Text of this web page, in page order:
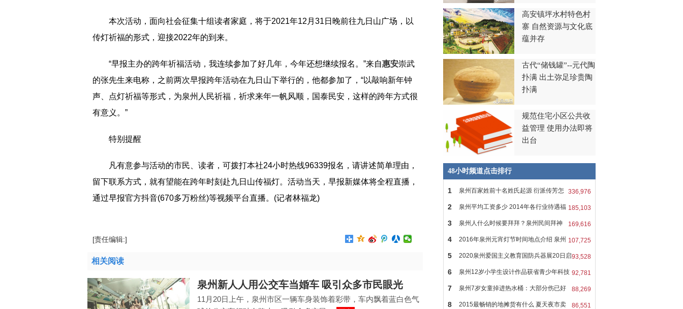
本次活动，面向社会征集十组读者家庭，将于2021年12月31日晚前往九日山广场，以
传灯祈福的形式，迎接2022年的到来。
“早报主办的跨年祈福活动，我连续参加了好几年，今年还想继续报名。”来自惠安崇武
的张先生来电称，之前两次早报跨年活动在九日山下举行的，他都参加了，“以敲响新年钟
声、点灯祈福等形式，为泉州人民祈福，祈求来年一帆风顺，国泰民安，这样的跨年方式很
有意义。”
特别提醒
凡有意参与活动的市民、读者，可拨打本社24小时热线96339报名，请讲述简单理由，
留下联系方式，就有望能在跨年时刻赴九日山传福灯。活动当天，早报新媒体将全程直播，
通过早报官方抖音(670多万粉丝)等视频平台直播。(记者林福龙)
[责任编辑:]
相关阅读
泉州新人人用公交车当婚车 吸引众多市民眼光
11月20日上午，泉州市区一辆车身装饰着彩带，车内飘着蓝白色气
高安镇坪水村特色村
寨 自然资源与文化底
蕴并存
古代“储钱罐”--元代陶
扑满 出土弥足珍贵陶
扑满
规范住宅小区公共收
益管理 使用办法即将
出台
48小时频道点击排行
336,976
1 泉州百家姓前十名姓氏起源 衍派传芳怎
185,103
2 泉州平均工资多少 2014年各行业待遇福
169,616
3 泉州人什么时候要拜拜？泉州民间拜神
明 107,725
4 2016年泉州元宵灯节时间地点介绍 泉州
93,528
5 2020泉州爱国主义教育国防兵器展20日启
幕 92,781
6 泉州12岁小学生设计作品获省青少年科技
88,269
7 泉州7岁女童掉进热水桶：大部分伤已好
86,551
8 2015最畅销的地摊货有什么 夏天夜市卖